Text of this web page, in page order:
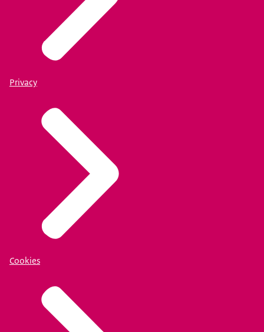
Privacy
Cookies